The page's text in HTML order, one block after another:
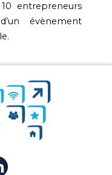
entrepreneurs
évènement